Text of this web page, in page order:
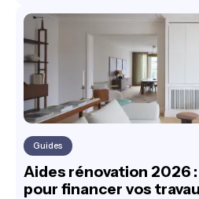
Guides
Aides rénovation 2026
pour financer vos